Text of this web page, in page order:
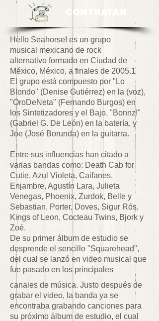
CONTRATAR
Hello Seahorse! es un grupo
musical mexicano de rock
alternativo formado en Ciudad de
México, México, a finales de 2005.1
El grupo está compuesto por "Lo
Blondo" (Denise Gutiérrez) en la (voz),
"OroDeNeta" (Fernando Burgos) en
los Sintetizadores y el Bajo, "Bonnz!"
(Gabriel G. De León) en la batería, y
Joe (José Borunda) en la guitarra.
Entre sus influencias han citado a
varias bandas como: Death Cab for
Cutie, Azul Violeta, Caifanes,
Enjambre, Agustín Lara, Julieta
Venegas, Phoenix, Zurdok, Belle y
Sebastian, Porter, Doves, Sigur Rós,
Kings of Leon, Cocteau Twins, Bjork y
Zoé.
De su primer álbum de estudio se
desprende el sencillo "Squarehead",
del cual se lanzó en video musical que
fue pasado en los principales
canales de música. Justo después de
grabar el video, la banda ya se
encontraba grabando canciones para
su próximo álbum de estudio, el cual